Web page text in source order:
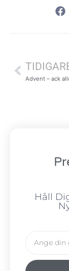
Advent – ack
Håll